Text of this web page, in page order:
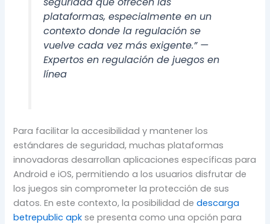
plataformas, especialmente en un
contexto donde la regulación se
vuelve cada vez más exigente.” —
Expertos en regulación de juegos en
línea
Para facilitar la accesibilidad y mantener los
estándares de seguridad, muchas plataformas
innovadoras desarrollan aplicaciones específicas para
Android e iOS, permitiendo a los usuarios disfrutar de
los juegos sin comprometer la protección de sus
datos. En este contexto, la posibilidad dedescarga
betrepublic apk se presenta como una opción para